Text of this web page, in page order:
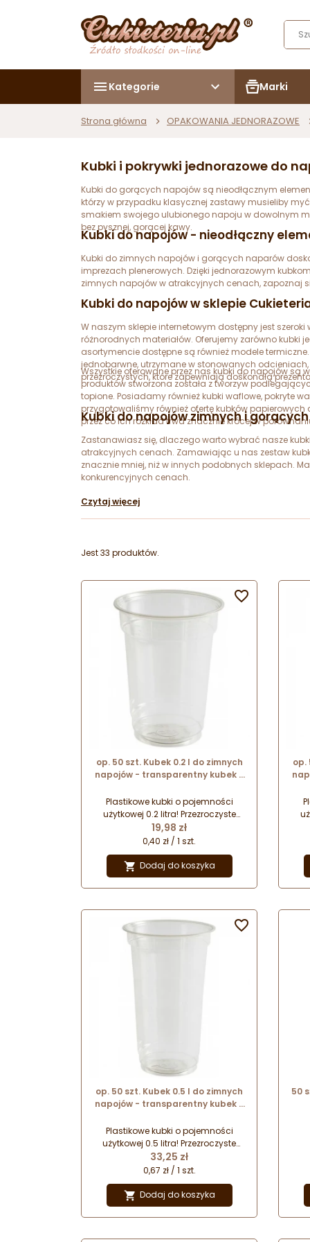
Kategorie Marki
Strona główna OPAKOWANIA JEDNORAZOWE
Kubki i pokrywki jednorazowe do
Kubki do gorących napojów są nieodłącznym
którzy w przypadku klasycznej zastawy musieliby
smakiem swojego ulubionego napoju w dowolnym
bez pysznej, gorącej kawy.
Kubki do napojów - nieodłączny
Kubki do zimnych napojów i gorących naparów
imprezach plenerowych. Dzięki jednorazowym
zimnych napojów w atrakcyjnych cenach, zapoznaj
Kubki do napojów w sklepie
W naszym sklepie internetowym dostępny jest
różnorodnych materiałów. Oferujemy zarówno kubki
asortymencie dostępne są również modele
jednobarwne, utrzymane w stonowanych
przezroczystych, które zapewniają doskonałą
Wszystkie oferowane przez nas kubki do napojów
produktów stworzona została z tworzyw
topione. Posiadamy również kubki waflowe, pokryte
przygotowaliśmy również ofertę kubków
przez co ich rozkład trwa znacznie krócej w
Kubki do napojów zimnych i
Zastanawiasz się, dlaczego warto wybrać nasze
atrakcyjnych cenach. Zamawiając u nas zestaw
znacznie mniej, niż w innych podobnych sklepach.
konkurencyjnych cenach.
Czytaj więcej
Jest 33 produktów.
op. 50 szt. Kubek 0.2 l do zimnych
napojów - transparentny kubek z
x wys. 97 mm
Plastikowe kubki o pojemności
użytkowej 0.2 litra! Przezroczyste
kubki jednorazowego użytku do
serwowania bezalkoholowych,
zimnych napojów. Wykonane z
tworzywa pochodzącego z
recyklingu. Kubki sprzedawane są
bez pokrywki!
Cena
19,98 zł
0,40 zł / 1 szt.
 Dodaj do koszyka

op.
op. 50 szt. Kubek 0.5 l do zimnych
napojów - transparentny kubek z
x wys. 149 mm
Plastikowe kubki o pojemności
użytkowej 0.5 litra! Przezroczyste
kubki jednorazowego użytku do
serwowania bezalkoholowych,
tworzywa pochodzącego z
recyklingu. Kubki sprzedawane są
bez pokrywki!
Cena
33,25 zł
0,67 zł / 1 szt.
 Dodaj do koszyka

50